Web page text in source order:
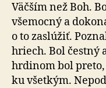
Väčším než Boh.
všemocný a
o to zaslúžiť.
hriech. Bol čestný
hrdinom bol preto,
ku všetkým.